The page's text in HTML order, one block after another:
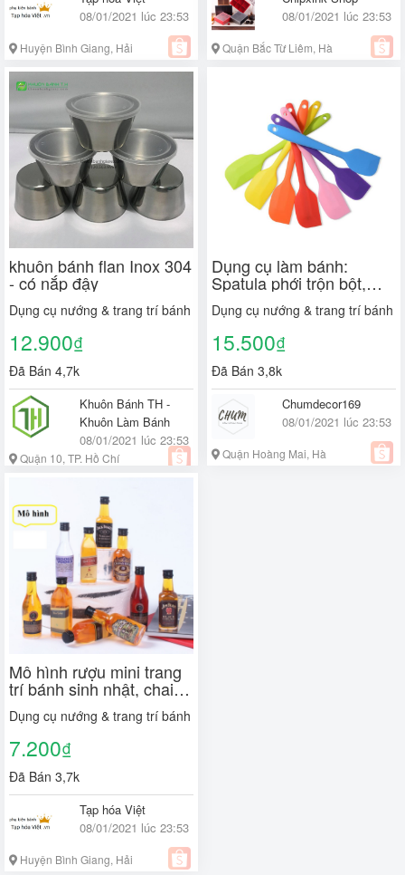
08/01/2021 lúc 23:53
Huyện Bình Giang, Hải
08/01/2021 lúc 23:53
Quận Bắc Từ Liêm, Hà
khuôn bánh flan Inox 304
- có nắp đậy
Dụng cụ nướng & trang trí bánh
12.900₫
Đã Bán 4,7k
Khuôn Bánh TH -
Khuôn Làm Bánh
08/01/2021 lúc 23:53
Quận 10, TP. Hồ Chí
Dụng cụ làm bánh:
Spatula phới trộn bột,
phới dẹt silicon
Dụng cụ nướng & trang trí bánh
15.500₫
Đã Bán 3,8k
Chumdecor169
08/01/2021 lúc 23:53
Quận Hoàng Mai, Hà
Mô hình rượu mini trang
trí bánh sinh nhật, chai
rượu mô hình
Dụng cụ nướng & trang trí bánh
7.200₫
Đã Bán 3,7k
Tạp hóa Việt
08/01/2021 lúc 23:53
Huyện Bình Giang, Hải